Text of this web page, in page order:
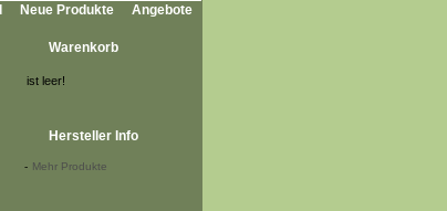
Neue Produkte Angebote
Warenkorb
ist leer!
Hersteller Info
- Mehr Produkte